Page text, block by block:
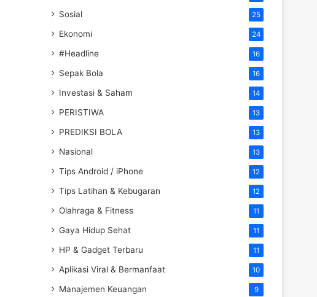
Sosial 25
Ekonomi 24
#Headline 16
Sepak Bola 16
Investasi & Saham 14
PERISTIWA 13
PREDIKSI BOLA 13
Nasional 13
Tips Android / iPhone 12
Tips Latihan & Kebugaran 12
Olahraga & Fitness 11
Gaya Hidup Sehat 11
HP & Gadget Terbaru 11
Aplikasi Viral & Bermanfaat 10
Manajemen Keuangan 9